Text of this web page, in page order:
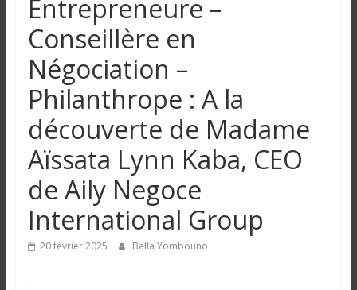
n
g
u
e
Entrepreneure –
Conseillère en
Négociation –
Philanthrope : A la
découverte de Madame
Aïssata Lynn Kaba, CEO
de Aily Negoce
International Group
20 février 2025 Balla Yombouno
.